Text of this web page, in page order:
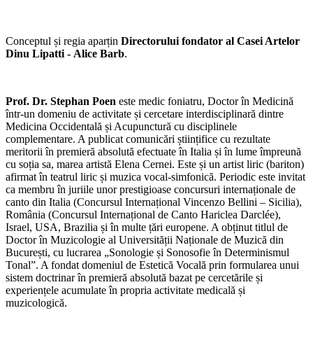
Conceptul și regia aparțin Directorului fondator al Casei Artelor
Dinu Lipatti - Alice Barb.
Prof. Dr. Stephan Poen este medic foniatru, Doctor în Medicină
într-un domeniu de activitate și cercetare interdisciplinară dintre
Medicina Occidentală și Acupunctură cu disciplinele
complementare. A publicat comunicări științifice cu rezultate
meritorii în premieră absolută efectuate în Italia și în lume împreună
cu soția sa, marea artistă Elena Cernei. Este și un artist liric (bariton)
afirmat în teatrul liric și muzica vocal-simfonică. Periodic este invitat
ca membru în juriile unor prestigioase concursuri internaționale de
canto din Italia (Concursul Internațional Vincenzo Bellini – Sicilia),
România (Concursul Internațional de Canto Hariclea Darclée),
Israel, USA, Brazilia și în multe țări europene. A obținut titlul de
Doctor în Muzicologie al Universității Naționale de Muzică din
București, cu lucrarea „Sonologie și Sonosofie în Determinismul
Tonal”. A fondat domeniul de Estetică Vocală prin formularea unui
sistem doctrinar în premieră absolută bazat pe cercetările și
experiențele acumulate în propria activitate medicală și
muzicologică.